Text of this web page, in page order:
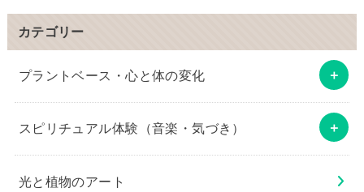
カテゴリー
プラントベース・心と体の変化
スピリチュアル体験（音楽・気づき）
光と植物のアート